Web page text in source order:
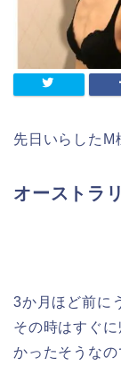
先日いらしたM
オーストラ
3か月ほど前に
その時はすぐ
かったそうなの